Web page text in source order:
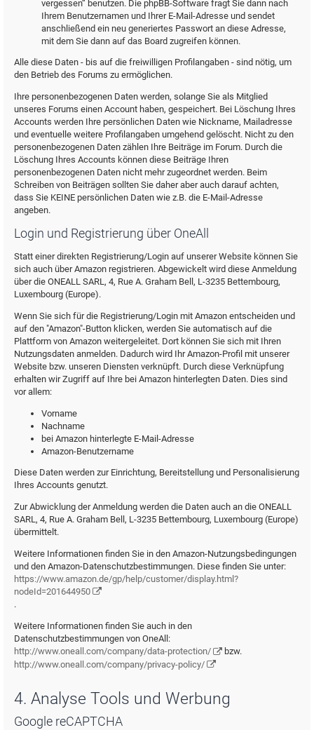
vergessen“ benutzen. Die phpBB-Software fragt Sie dann nach
Ihrem Benutzernamen und Ihrer E-Mail-Adresse und sendet
anschließend ein neu generiertes Passwort an diese Adresse,
mit dem Sie dann auf das Board zugreifen können.
Alle diese Daten - bis auf die freiwilligen Profilangaben - sind nötig, um
den Betrieb des Forums zu ermöglichen.
Ihre personenbezogenen Daten werden, solange Sie als Mitglied
unseres Forums einen Account haben, gespeichert. Bei Löschung Ihres
Accounts werden Ihre persönlichen Daten wie Nickname, Mailadresse
und eventuelle weitere Profilangaben umgehend gelöscht. Nicht zu den
personenbezogenen Daten zählen Ihre Beiträge im Forum. Durch die
Löschung Ihres Accounts können diese Beiträge Ihren
personenbezogenen Daten nicht mehr zugeordnet werden. Beim
Schreiben von Beiträgen sollten Sie daher aber auch darauf achten,
dass Sie KEINE persönlichen Daten wie z.B. die E-Mail-Adresse
angeben.
Login und Registrierung über OneAll
Statt einer direkten Registrierung/Login auf unserer Website können Sie
sich auch über Amazon registrieren. Abgewickelt wird diese Anmeldung
über die ONEALL SARL, 4, Rue A. Graham Bell, L-3235 Bettembourg,
Luxembourg (Europe).
Wenn Sie sich für die Registrierung/Login mit Amazon entscheiden und
auf den "Amazon"-Button klicken, werden Sie automatisch auf die
Plattform von Amazon weitergeleitet. Dort können Sie sich mit Ihren
Nutzungsdaten anmelden. Dadurch wird Ihr Amazon-Profil mit unserer
Website bzw. unseren Diensten verknüpft. Durch diese Verknüpfung
erhalten wir Zugriff auf Ihre bei Amazon hinterlegten Daten. Dies sind
vor allem:
Vorname
Nachname
bei Amazon hinterlegte E-Mail-Adresse
Amazon-Benutzername
Diese Daten werden zur Einrichtung, Bereitstellung und Personalisierung
Ihres Accounts genutzt.
Zur Abwicklung der Anmeldung werden die Daten auch an die ONEALL
SARL, 4, Rue A. Graham Bell, L-3235 Bettembourg, Luxembourg (Europe)
übermittelt.
Weitere Informationen finden Sie in den Amazon-Nutzungsbedingungen
und den Amazon-Datenschutzbestimmungen. Diese finden Sie unter:
https://www.amazon.de/gp/help/customer/display.html?
nodeId=201644950
.
Weitere Informationen finden Sie auch in den
Datenschutzbestimmungen von OneAll:
http://www.oneall.com/company/data-protection/
bzw.
http://www.oneall.com/company/privacy-policy/
4. Analyse Tools und Werbung
Google reCAPTCHA